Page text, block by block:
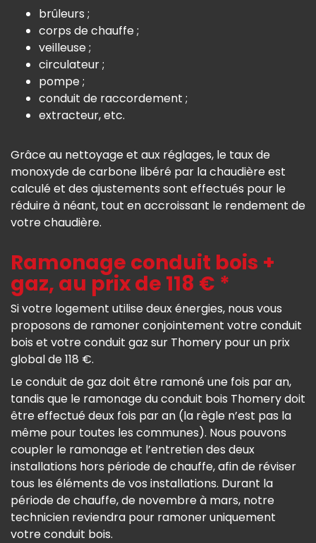
brûleurs ;
corps de chauffe ;
veilleuse ;
circulateur ;
pompe ;
conduit de raccordement ;
extracteur, etc.
Grâce au nettoyage et aux réglages, le taux de
monoxyde de carbone libéré par la chaudière est
calculé et des ajustements sont effectués pour le
réduire à néant, tout en accroissant le rendement de
votre chaudière.
Ramonage conduit bois +
gaz, au prix de 118 € *
Si votre logement utilise deux énergies, nous vous
proposons de ramoner conjointement votre conduit
bois et votre conduit gaz sur Thomery pour un prix
global de 118 €.
Le conduit de gaz doit être ramoné une fois par an,
tandis que le ramonage du conduit bois Thomery doit
être effectué deux fois par an (la règle n’est pas la
même pour toutes les communes). Nous pouvons
coupler le ramonage et l’entretien des deux
installations hors période de chauffe, afin de réviser
tous les éléments de vos installations. Durant la
période de chauffe, de novembre à mars, notre
technicien reviendra pour ramoner uniquement
votre conduit bois.